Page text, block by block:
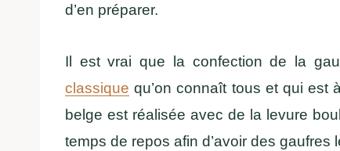
d’en préparer.
Il est vrai que la confection de la
classique qu’on connaît tous et qui est
belge est réalisée avec de la levure
temps de repos afin d’avoir des gaufres